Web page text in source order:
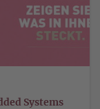
Systems